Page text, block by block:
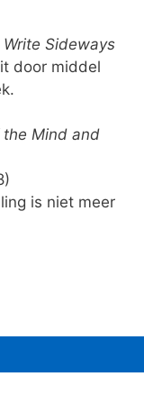
Sideways
door middel
Mind and
is niet meer